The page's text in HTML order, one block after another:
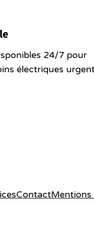
24/7 pour
électriques
ContactMentions